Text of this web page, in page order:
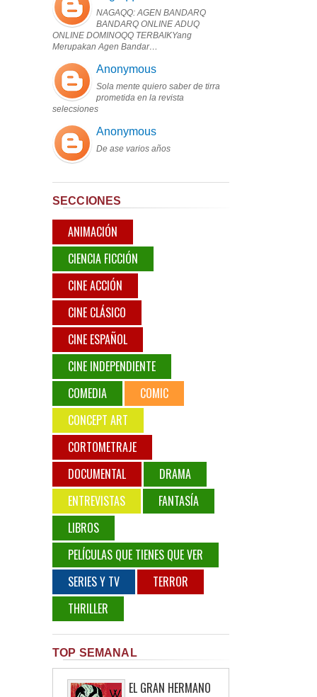
NAGAQQ: AGEN BANDARQ
BANDARQ ONLINE ADUQ
ONLINE DOMINOQQ TERBAIKYang
Merupakan Agen Bandar…
Anonymous
Sola mente quiero saber de tirra
prometida en la revista
selecsiones
Anonymous
De ase varios años
SECCIONES
ANIMACIÓN
CIENCIA FICCIÓN
CINE ACCIÓN
CINE CLÁSICO
CINE ESPAÑOL
CINE INDEPENDIENTE
COMEDIA
COMIC
CONCEPT ART
CORTOMETRAJE
DOCUMENTAL
DRAMA
ENTREVISTAS
FANTASÍA
LIBROS
PELÍCULAS QUE TIENES QUE VER
SERIES Y TV
TERROR
THRILLER
TOP SEMANAL
EL GRAN HERMANO